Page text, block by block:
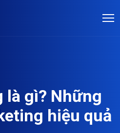
là gì? Những
hiệu quả